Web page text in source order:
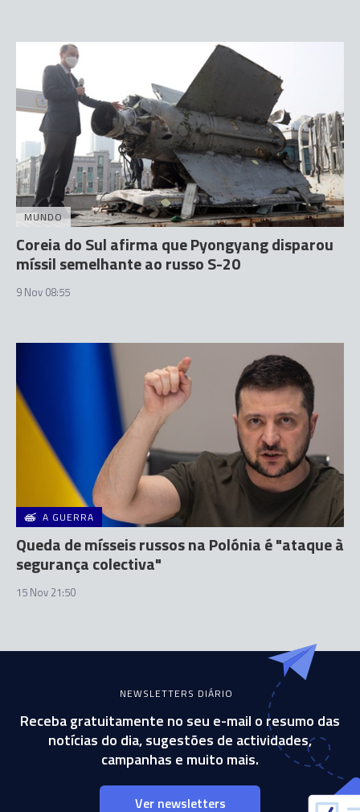
MUNDO
Coreia do Sul afirma que Pyongyang disparou
míssil semelhante ao russo S-20
9 Nov 08:55
A GUERRA
Queda de mísseis russos na Polónia é "ataque à
segurança colectiva"
15 Nov 21:50
NEWSLETTERS DIÁRIO
Receba gratuitamente no seu e-mail o resumo das
notícias do dia, sugestões de actividades,
campanhas e muito mais.
Ver newsletters